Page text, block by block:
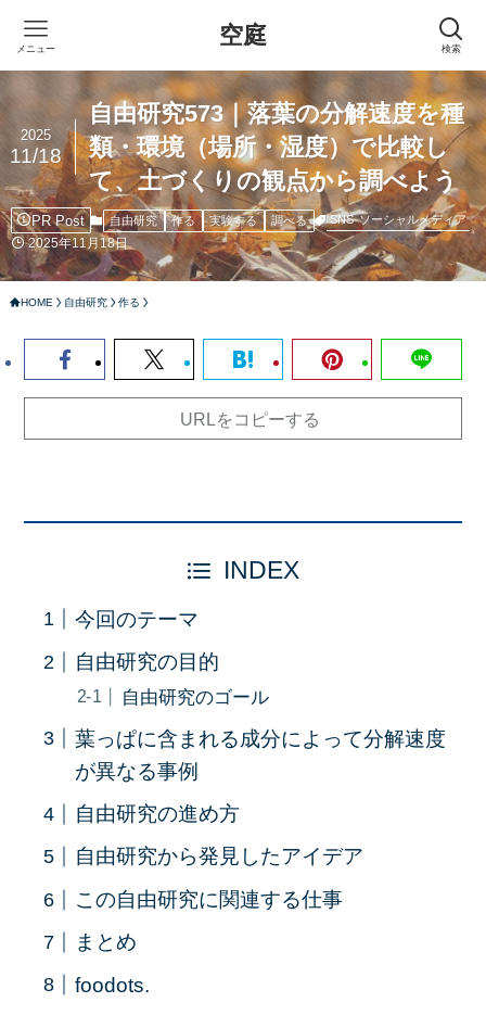
空庭 検索
メニュー
自由研究573｜落葉の分解速度を種
類・環境（場所・湿度）で比較し
て、土づくりの観点から調べよう
2025
11/18
PR Post 自由研究 作る 実験する 調べる SNS ソーシャルメディア
2025年11月18日
HOME 自由研究 作る
URLをコピーする
INDEX
今回のテーマ
自由研究の目的
自由研究のゴール
葉っぱに含まれる成分によって分解速度
が異なる事例
自由研究の進め方
自由研究から発見したアイデア
この自由研究に関連する仕事
まとめ
foodots.